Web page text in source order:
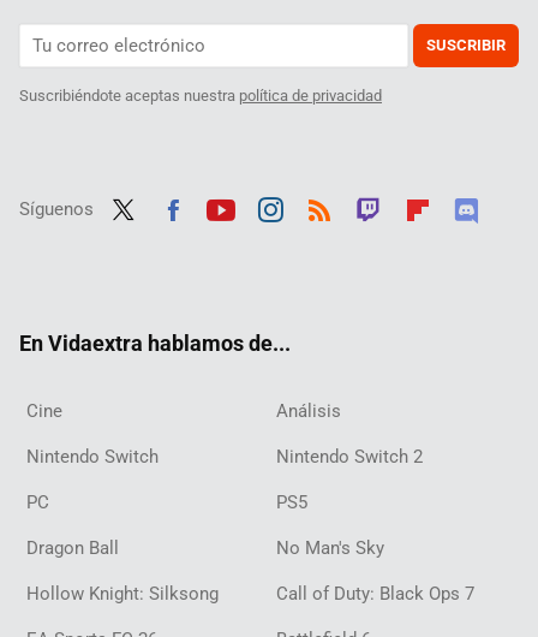
SUSCRIBIR
Suscribiéndote aceptas nuestra política de privacidad
Síguenos
En Vidaextra hablamos de...
Cine Análisis
Nintendo Switch Nintendo Switch 2
PC PS5
Dragon Ball No Man's Sky
Hollow Knight: Silksong Call of Duty: Black Ops 7